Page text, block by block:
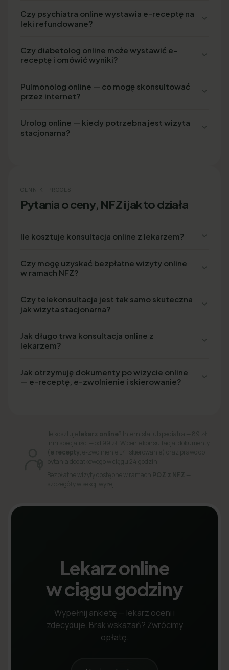
Czy psychiatra online wystawia e-receptę na
leki refundowane?
Czy diabetolog online może wystawić e-
receptę i omówić wyniki?
Pulmonolog online — co mogę skonsultować
przez internet?
Urolog online — kiedy potrzebna jest wizyta
stacjonarna?
CENNIK I PROCES
Pytania o ceny, NFZ i jak to działa
Ile kosztuje konsultacja online z lekarzem?
Czy mogę uzyskać bezpłatne wizyty online
w ramach NFZ?
Czy telekonsultacja jest tak samo skuteczna
jak wizyta stacjonarna?
Jak długo trwa konsultacja online z
lekarzem?
Jak otrzymuję dokumenty po wizycie online
— e-receptę, e-zwolnienie i skierowanie?
Ile kosztujelekarz online ? Internista lub pediatra — 89 zł.
Inni specjaliści — od 99 zł. W cenie konsultacja, dokumenty
( e recepty , e-zwolnienie L4, skierowanie) oraz prawo do
pytania dodatkowego w ciągu 24 godzin.
Bezpłatne wizyty dostępne w ramach POZ z NFZ
szczegóły w sekcji wyżej.
Lekarz online
w ciągu godziny
Wypełnij ankietę — lekarz oceni i
zdecyduje. Brak wskazań? Zwrócimy
opłatę.